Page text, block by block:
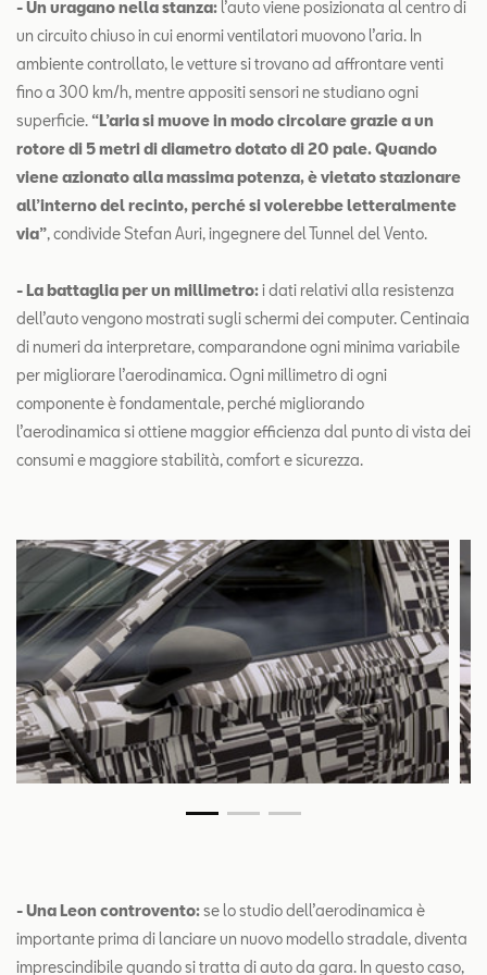
- Un uragano nella stanza: l’auto viene posizionata al centro di
un circuito chiuso in cui enormi ventilatori muovono l’aria. In
ambiente controllato, le vetture si trovano ad affrontare venti
fino a 300 km/h, mentre appositi sensori ne studiano ogni
superficie. “L’aria si muove in modo circolare grazie a un
rotore di 5 metri di diametro dotato di 20 pale. Quando
viene azionato alla massima potenza, è vietato stazionare
all’interno del recinto, perché si volerebbe letteralmente
via”, condivide Stefan Auri, ingegnere del Tunnel del Vento.
- La battaglia per un millimetro:i dati relativi alla resistenza
dell’auto vengono mostrati sugli schermi dei computer. Centinaia
di numeri da interpretare, comparandone ogni minima variabile
per migliorare l’aerodinamica. Ogni millimetro di ogni
componente è fondamentale, perché migliorando
l’aerodinamica si ottiene maggior efficienza dal punto di vista dei
consumi e maggiore stabilità, comfort e sicurezza.
- Una Leon controvento:se lo studio dell’aerodinamica è
importante prima di lanciare un nuovo modello stradale, diventa
imprescindibile quando si tratta di auto da gara. In questo caso,